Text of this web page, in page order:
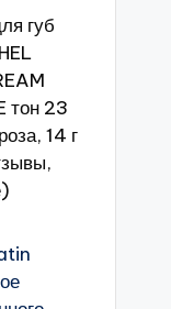
губ
тон 23
14 г